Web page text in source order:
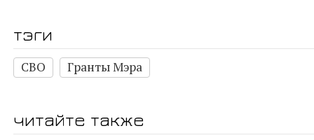
тэги
СВО Гранты Мэра
читайте также